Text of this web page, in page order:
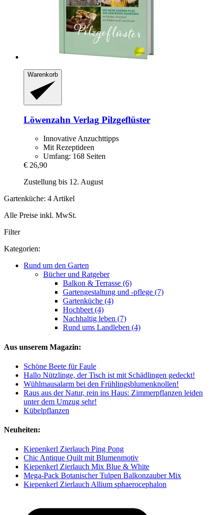
Warenkorb
Löwenzahn Verlag Pilzgeflüster
Innovative Anzuchttipps
Mit Rezeptideen
Umfang: 168 Seiten
€ 26,90
Zustellung bis 12. August
Gartenküche: 4 Artikel
Alle Preise inkl. MwSt.
Filter
Kategorien:
Rund um den Garten
Bücher und Ratgeber
Balkon & Terrasse (6)
Gartengestaltung und -pflege (7)
Gartenküche (4)
Hochbeet (4)
Nachhaltig leben (7)
Rund ums Landleben (4)
Aus unserem Magazin:
Schöne Beete für Faule
Hallo Nützlinge, der Tisch ist mit Schädlingen gedeckt!
Wühlmausalarm bei den Frühlingsblumenknollen!
Raus aus der Natur, rein ins Haus: Zimmerpflanzen leiden
unter dem Umzug sehr!
Kübelpflanzen
Neuheiten:
Kiepenkerl Zierlauch Ping Pong
Chic Antique Quilt mit Blumenmotiv
Kiepenkerl Zierlauch Mix Blue & White
Mega-Pack Botanischer Tulpen Balkonzauber Mix
Kiepenkerl Zierlauch Allium sphaerocephalon